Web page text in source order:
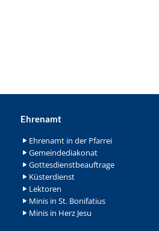
Ehrenamt
Ehrenamt in der Pfarrei
Gemeindediakonat
Gottesdienstbeauftrage
Küsterdienst
Lektoren
Minis in St. Bonifatius
Minis in Herz Jesu